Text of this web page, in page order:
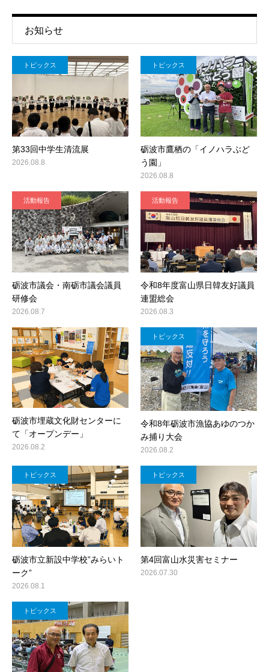
お知らせ
トピックス
第33回中学生清流展
2026.08.8
トピックス
砺波市鷹栖の「イノハラぶど
う園」
2026.08.8
活動報告
砺波市議会・南砺市議会議員
研修会
2026.08.7
活動報告
令和8年度富山県日韓友好議員
連盟総会
2026.08.3
砺波市埋蔵文化財センターに
て「オープンデー」
2026.08.2
トピックス
令和8年砺波市漁協あゆのつか
み捕り大会
2026.08.2
トピックス
砺波市立新設中学校”みらいト
ーク”
2026.08.1
トピックス
第4回富山水災害セミナー
2026.07.30
トピックス